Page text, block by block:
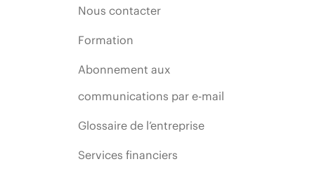
Nous contacter
Formation
Abonnement aux
communications par e-mail
Glossaire de l’entreprise
Services financiers